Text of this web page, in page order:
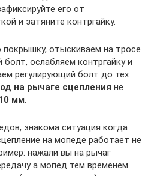
его от
и затяните контргайку.
покрышку, отыскиваем на тросе
ослабляем контргайку и
регулирующий болт до тех
на рычаге сцепления не
мм.
знакома ситуация когда
на мопеде работает не
нажали вы на рычаг
а мопед тем временем